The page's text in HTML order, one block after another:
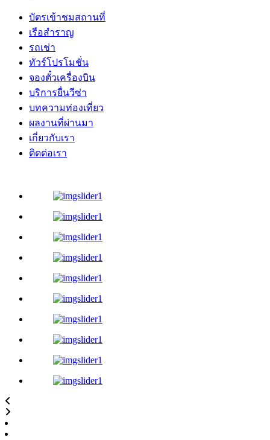
บัตรเข้าชมสถานที่
เรือสำราญ
รถเช่า
ทัวร์โปรโมชั่น
จองตั๋วเครื่องบิน
บริการยื่นวีซ่า
บทความท่องเที่ยว
ผลงานที่ผ่านมา
เกี่ยวกับเรา
ติดต่อเรา